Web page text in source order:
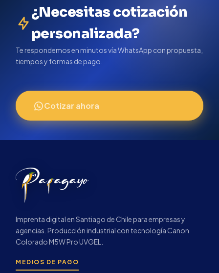
¿Necesitas cotización
personalizada?
Te respondemos en minutos vía WhatsApp con propuesta,
tiempos y formas de pago.
Cotizar ahora
Imprenta digital en Santiago de Chile para empresas y
agencias. Producción industrial con tecnología Canon
Colorado M5W Pro UVGEL.
MEDIOS DE PAGO